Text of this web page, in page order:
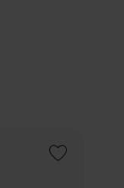
Add to Wishlist